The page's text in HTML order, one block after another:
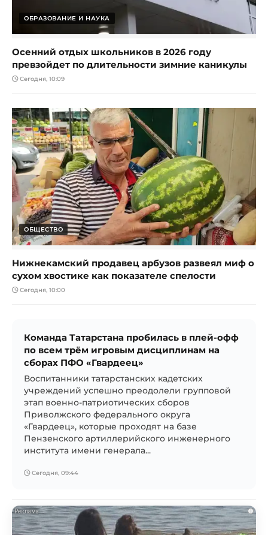
ОБРАЗОВАНИЕ И НАУКА
Осенний отдых школьников в 2026 году
превзойдет по длительности зимние каникулы
Сегодня, 10:09
ОБЩЕСТВО
Нижнекамский продавец арбузов развеял миф о
сухом хвостике как показателе спелости
Сегодня, 10:00
Команда Татарстана пробилась в плей-офф
по всем трём игровым дисциплинам на
сборах ПФО «Гвардеец»
Воспитанники татарстанских кадетских
учреждений успешно преодолели групповой
этап военно-патриотических сборов
Приволжского федерального округа
«Гвардеец», которые проходят на базе
Пензенского артиллерийского инженерного
института имени генерала...
Сегодня, 09:44
i